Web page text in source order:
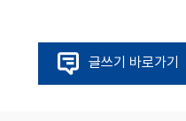
글쓰기 바로가기